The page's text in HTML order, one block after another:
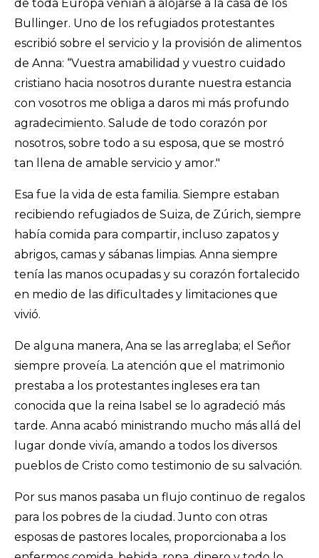
de toda Europa venían a alojarse a la casa de los
Bullinger. Uno de los refugiados protestantes
escribió sobre el servicio y la provisión de alimentos
de Anna: “Vuestra amabilidad y vuestro cuidado
cristiano hacia nosotros durante nuestra estancia
con vosotros me obliga a daros mi más profundo
agradecimiento. Salude de todo corazón por
nosotros, sobre todo a su esposa, que se mostró
tan llena de amable servicio y amor."
Esa fue la vida de esta familia. Siempre estaban
recibiendo refugiados de Suiza, de Zúrich, siempre
había comida para compartir, incluso zapatos y
abrigos, camas y sábanas limpias. Anna siempre
tenía las manos ocupadas y su corazón fortalecido
en medio de las dificultades y limitaciones que
vivió.
De alguna manera, Ana se las arreglaba; el Señor
siempre proveía. La atención que el matrimonio
prestaba a los protestantes ingleses era tan
conocida que la reina Isabel se lo agradeció más
tarde. Anna acabó ministrando mucho más allá del
lugar donde vivía, amando a todos los diversos
pueblos de Cristo como testimonio de su salvación.
Por sus manos pasaba un flujo continuo de regalos
para los pobres de la ciudad. Junto con otras
esposas de pastores locales, proporcionaba a los